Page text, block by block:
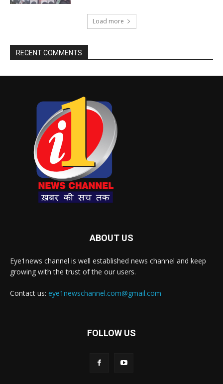
Load more
RECENT COMMENTS
ABOUT US
Eye1news channel is well established news channel and keep
growing with the trust of the our users.
Contact us: eye1newschannel.com@gmail.com
FOLLOW US